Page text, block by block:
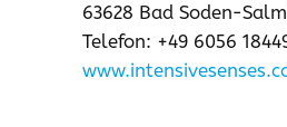
63628 Bad Soden-
Telefon: +49 6056